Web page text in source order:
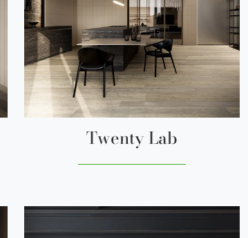
Twenty Lab